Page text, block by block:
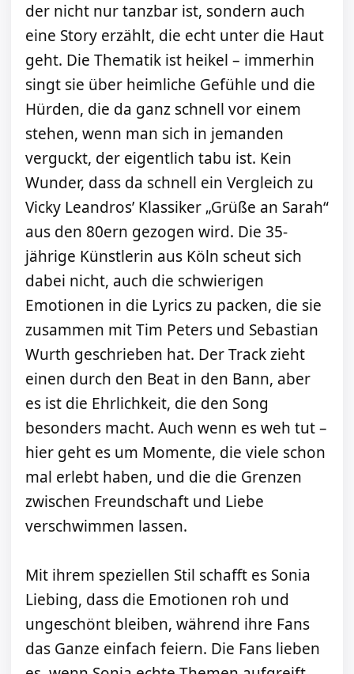
der nicht nur tanzbar ist, sondern auch
eine Story erzählt, die echt unter die Haut
geht. Die Thematik ist heikel – immerhin
singt sie über heimliche Gefühle und die
Hürden, die da ganz schnell vor einem
stehen, wenn man sich in jemanden
verguckt, der eigentlich tabu ist. Kein
Wunder, dass da schnell ein Vergleich zu
Vicky Leandros’ Klassiker „Grüße an Sarah“
aus den 80ern gezogen wird. Die 35-
jährige Künstlerin aus Köln scheut sich
dabei nicht, auch die schwierigen
Emotionen in die Lyrics zu packen, die sie
zusammen mit Tim Peters und Sebastian
Wurth geschrieben hat. Der Track zieht
einen durch den Beat in den Bann, aber
es ist die Ehrlichkeit, die den Song
besonders macht. Auch wenn es weh tut –
hier geht es um Momente, die viele schon
mal erlebt haben, und die die Grenzen
zwischen Freundschaft und Liebe
verschwimmen lassen.
Mit ihrem speziellen Stil schafft es Sonia
Liebing, dass die Emotionen roh und
ungeschönt bleiben, während ihre Fans
das Ganze einfach feiern. Die Fans lieben